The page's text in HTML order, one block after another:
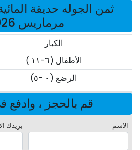
ثمن الجوله حديقة
مرماريس 2026
الكبار
الأطفال (٦-١١ )
الرضع (٠ -٥)
قم بالحجز ، وادفع
الاسم بريدك